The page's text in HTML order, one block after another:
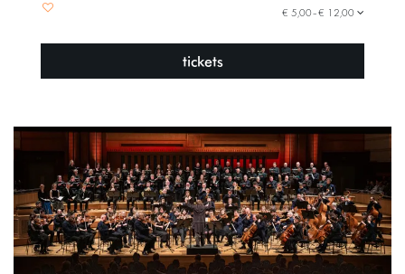
€ 5,00–€ 12,00
tickets